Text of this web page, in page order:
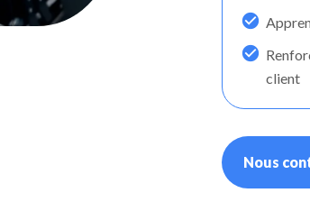
client
Nous